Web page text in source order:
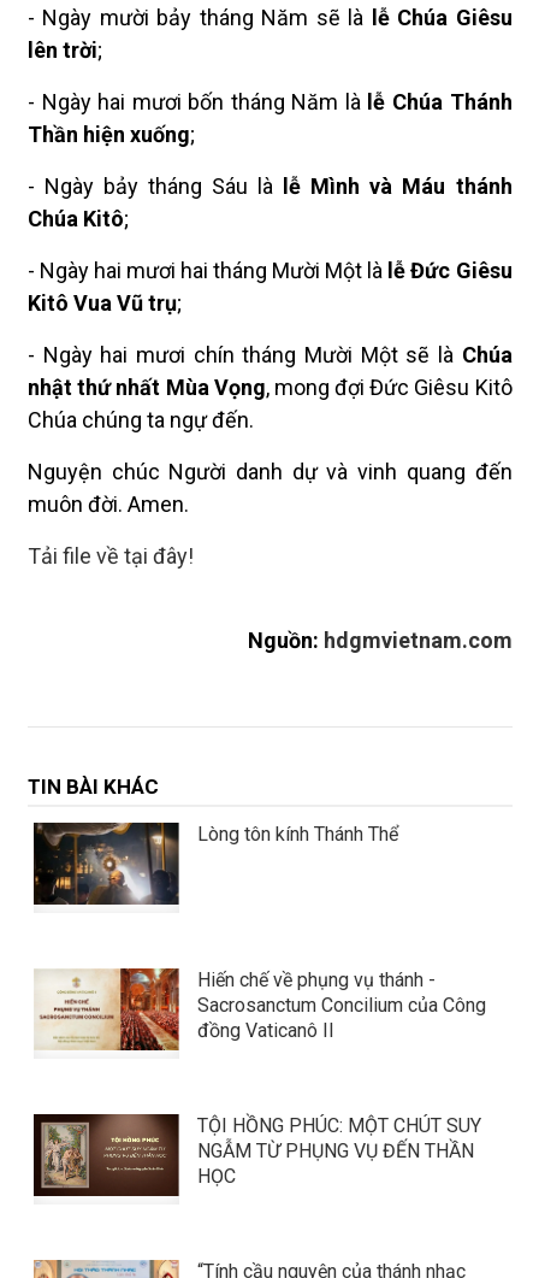
- Ngày mười bảy tháng Năm sẽ là
lễ Chúa Giêsu
lên trời;
- Ngày hai mươi bốn tháng Năm là lễ Chúa Thánh
Thần hiện xuống;
- Ngày bảy tháng Sáu là
lễ Mình và Máu thánh
Chúa Kitô;
- Ngày hai mươi hai tháng Mười Một là lễ Đức Giêsu
Kitô Vua Vũ trụ;
- Ngày hai mươi chín tháng Mười Một sẽ là Chúa
nhật thứ nhất Mùa Vọng, mong đợi Đức Giêsu Kitô
Chúa chúng ta ngự đến.
Nguyện chúc Người danh dự và vinh quang đến
muôn đời. Amen.
Tải file về tại đây!
Nguồn: hdgmvietnam.com
TIN BÀI KHÁC
Lòng tôn kính Thánh Thể
Hiến chế về phụng vụ thánh -
Sacrosanctum Concilium của Công
đồng Vaticanô II
TỘI HỒNG PHÚC: MỘT CHÚT SUY
NGẪM TỪ PHỤNG VỤ ĐẾN THẦN
HỌC
“Tính cầu nguyện của thánh nhạc